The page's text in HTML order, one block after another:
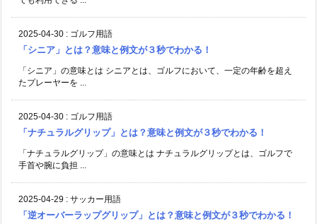
2025-04-30 : ゴルフ用語
「シニア」とは？意味と例文が３秒でわかる！
「シニア」の意味とは シニアとは、ゴルフにおいて、一定の年齢を超え
たプレーヤーを ...
2025-04-30 : ゴルフ用語
「ナチュラルグリップ」とは？意味と例文が３秒でわかる！
「ナチュラルグリップ」の意味とは ナチュラルグリップとは、ゴルフで
手首や腕に負担 ...
2025-04-29 : サッカー用語
「逆オーバーラップグリップ」とは？意味と例文が３秒でわかる！